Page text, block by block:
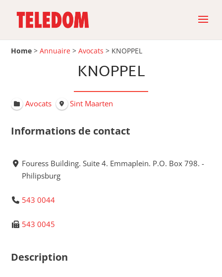
Home >Annuaire >Avocats > KNOPPEL
KNOPPEL
Avocats Sint Maarten
Informations de contact
Fouress Building. Suite 4. Emmaplein. P.O. Box 798. -
Philipsburg
543 0044
543 0045
Description